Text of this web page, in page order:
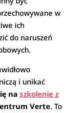
w
ich
do naruszeń
i unikać
naszkolenie z
Verte. To